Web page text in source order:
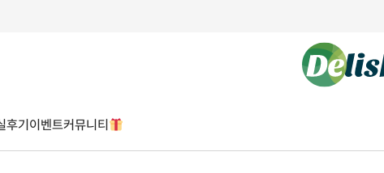
후기이벤트커뮤니티